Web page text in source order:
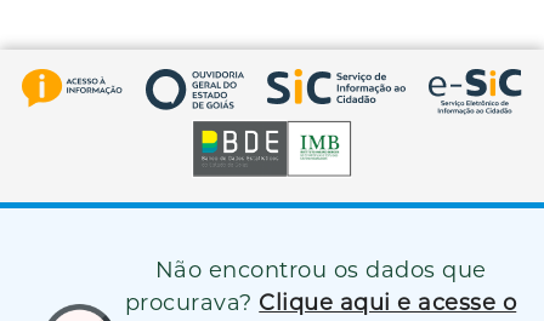
Não encontrou os dados que
procurava? Clique aqui e acesse o